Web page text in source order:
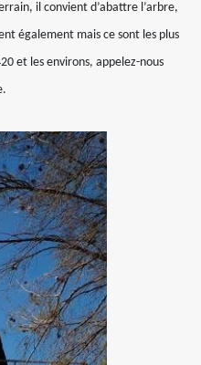
il convient d’abattre l’arbre,
également mais ce sont les plus
et les environs, appelez-nous